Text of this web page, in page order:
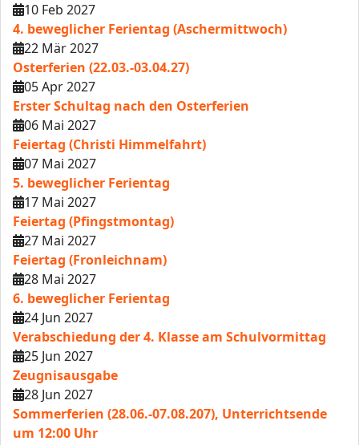
10 Feb 2027
4. beweglicher Ferientag (Aschermittwoch)
22 Mär 2027
Osterferien (22.03.-03.04.27)
05 Apr 2027
Erster Schultag nach den Osterferien
06 Mai 2027
Feiertag (Christi Himmelfahrt)
07 Mai 2027
5. beweglicher Ferientag
17 Mai 2027
Feiertag (Pfingstmontag)
27 Mai 2027
Feiertag (Fronleichnam)
28 Mai 2027
6. beweglicher Ferientag
24 Jun 2027
Verabschiedung der 4. Klasse am Schulvormittag
25 Jun 2027
Zeugnisausgabe
28 Jun 2027
Sommerferien (28.06.-07.08.207), Unterrichtsende
um 12:00 Uhr